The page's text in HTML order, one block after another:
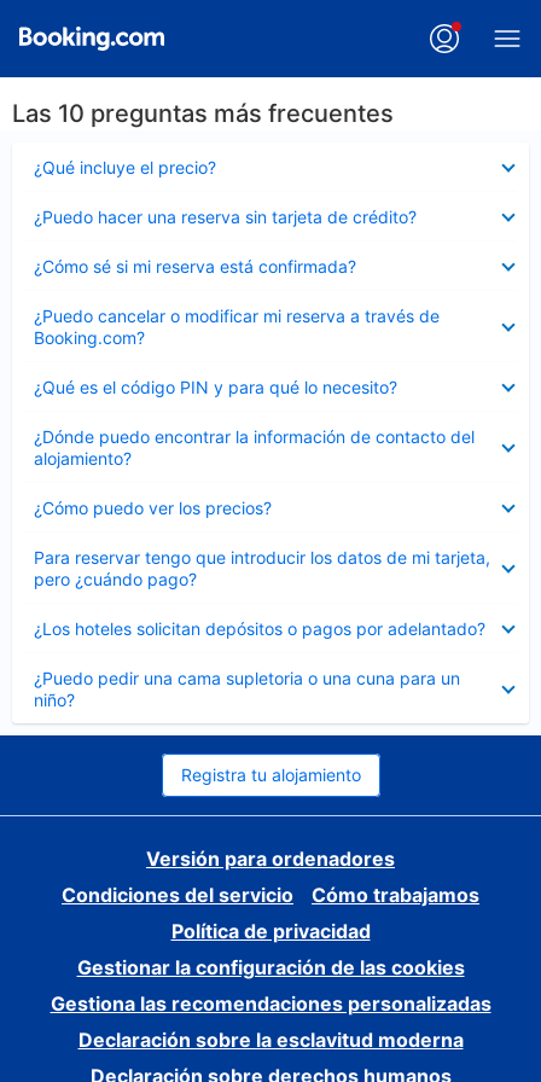
Las 10 preguntas más frecuentes
¿Qué incluye el precio?
cerrado
¿Puedo hacer una reserva sin tarjeta de crédito?
cerrado
¿Cómo sé si mi reserva está confirmada?
cerrado
¿Puedo cancelar o modificar mi reserva a través de
Booking.com?
cerrado
¿Qué es el código PIN y para qué lo necesito?
cerrado
¿Dónde puedo encontrar la información de contacto del
alojamiento?
cerrado
¿Cómo puedo ver los precios?
cerrado
Para reservar tengo que introducir los datos de mi tarjeta,
pero ¿cuándo pago?
cerrado
¿Los hoteles solicitan depósitos o pagos por adelantado?
cerrado
¿Puedo pedir una cama supletoria o una cuna para un
niño?
cerrado
Registra tu alojamiento
Versión para ordenadores
Condiciones del servicio
Cómo trabajamos
Política de privacidad
Gestionar la configuración de las cookies
Gestiona las recomendaciones personalizadas
Declaración sobre la esclavitud moderna
Declaración sobre derechos humanos